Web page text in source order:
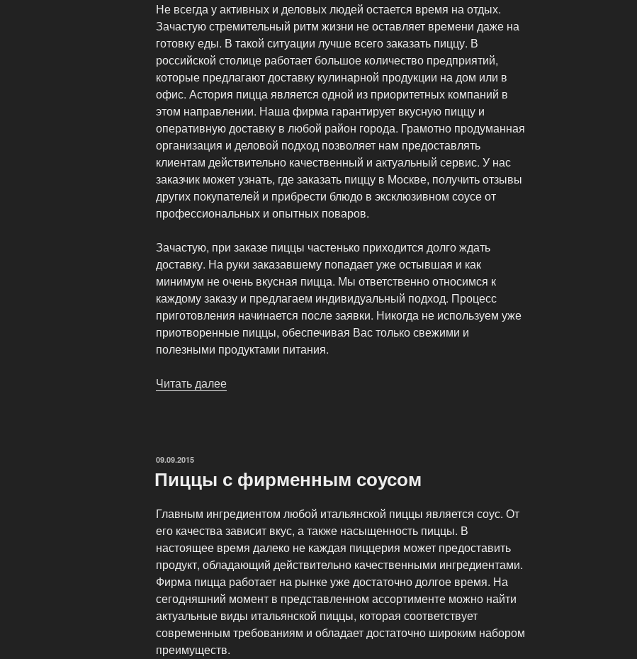
Не всегда у активных и деловых людей остается время на отдых.
Зачастую стремительный ритм жизни не оставляет времени даже на
готовку еды. В такой ситуации лучше всего заказать пиццу. В
российской столице работает большое количество предприятий,
которые предлагают доставку кулинарной продукции на дом или в
офис. Астория пицца является одной из приоритетных компаний в
этом направлении. Наша фирма гарантирует вкусную пиццу и
оперативную доставку в любой район города. Грамотно продуманная
организация и деловой подход позволяет нам предоставлять
клиентам действительно качественный и актуальный сервис. У нас
заказчик может узнать, где заказать пиццу в Москве, получить отзывы
других покупателей и прибрести блюдо в эксклюзивном соусе от
профессиональных и опытных поваров.
Зачастую, при заказе пиццы частенько приходится долго ждать
доставку. На руки заказавшему попадает уже остывшая и как
минимум не очень вкусная пицца. Мы ответственно относимся к
каждому заказу и предлагаем индивидуальный подход. Процесс
приготовления начинается после заявки. Никогда не используем уже
приотворенные пиццы, обеспечивая Вас только свежими и
полезными продуктами питания.
Читать далее
Москве»
ОПУБЛИКОВАНО
09.09.2015
Пиццы с фирменным соусом
Главным ингредиентом любой итальянской пиццы является соус. От
его качества зависит вкус, а также насыщенность пиццы. В
настоящее время далеко не каждая пиццерия может предоставить
продукт, обладающий действительно качественными ингредиентами.
Фирма пицца работает на рынке уже достаточно долгое время. На
сегодняшний момент в представленном ассортименте можно найти
актуальные виды итальянской пиццы, которая соответствует
современным требованиям и обладает достаточно широким набором
преимуществ.